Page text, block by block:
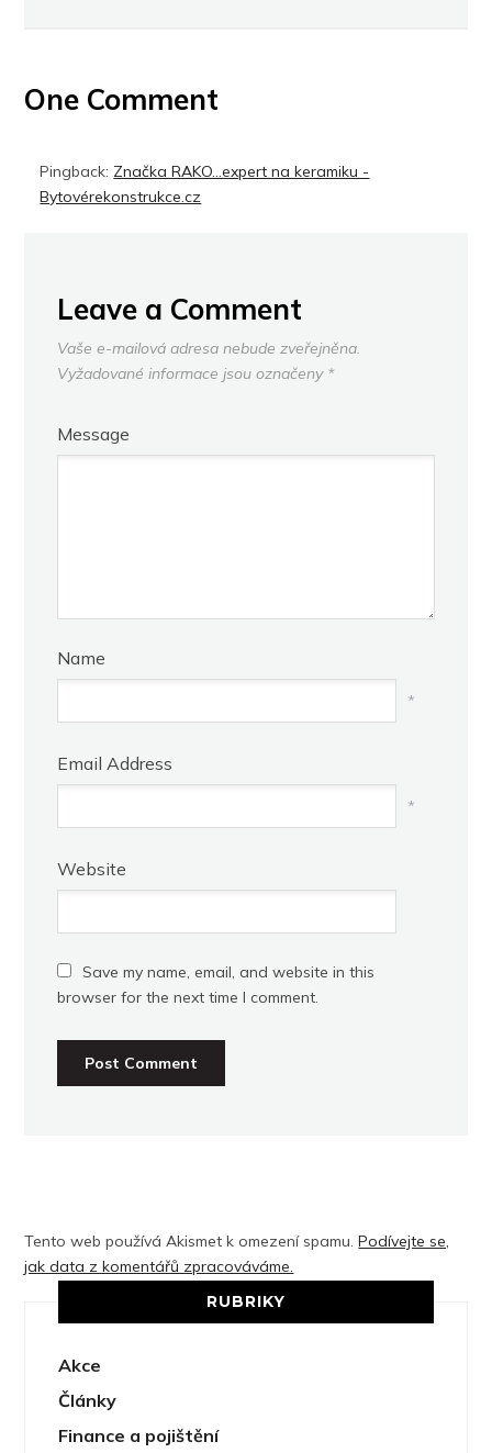
One Comment
Pingback: Značka RAKO…expert na keramiku -
Bytovérekonstrukce.cz
Leave a Comment
Vaše e-mailová adresa nebude zveřejněna.
Vyžadované informace jsou označeny *
Message
Name
*
Email Address
*
Website
Save my name, email, and website in this
browser for the next time I comment.
Tento web používá Akismet k omezení spamu.Podívejte se,
jak data z komentářů zpracováváme.
RUBRIKY
Akce
Články
Finance a pojištění